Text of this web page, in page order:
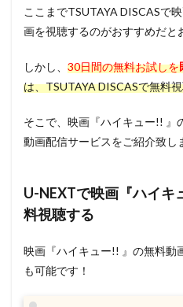
ここまでTSUTAYA DISCASで
画を視聴するのがおすすめだと
しかし、 30日間の無料お試しを
は、TSUTAYA DISCASで無料
そこで、映画『ハイキュー!! 』
動画配信サービスをご紹介致し
U-NEXTで映画『ハイキ
料視聴する
映画『ハイキュー!! 』の無料動
も可能です！